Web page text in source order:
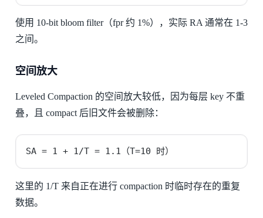
使用 10-bit bloom filter（fpr 约 1%），实际 RA 通常在 1-3
之间。
空间放大
Leveled Compaction 的空间放大较低，因为每层 key 不重
叠，且 compact 后旧文件会被删除：
SA = 1 + 1/T = 1.1（T=10 时）
这里的 1/T 来自正在进行 compaction 时临时存在的重复
数据。